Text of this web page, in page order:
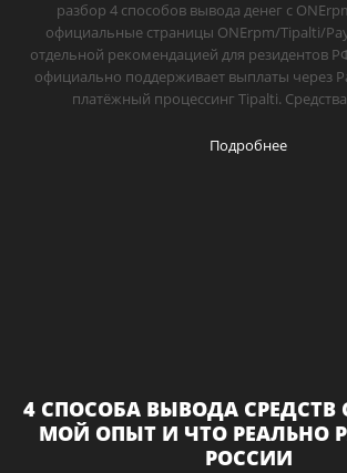
разбор 4 способов вывода денег с
официальные страницы ONErpm/Tipalti/
отдельной рекомендацией для резидентов
официально поддерживает выплаты через
платёжный процессинг Tipalti. Средства
Подробнее
4 СПОСОБА ВЫВОДА СРЕДСТВ С
МОЙ ОПЫТ И ЧТО РЕАЛЬНО
РОССИИ